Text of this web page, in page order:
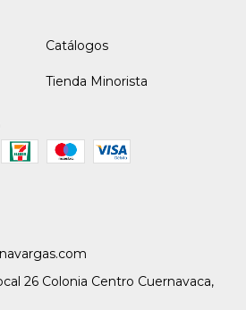
Catálogos
Tienda Minorista
26 Colonia Centro Cuernavaca,